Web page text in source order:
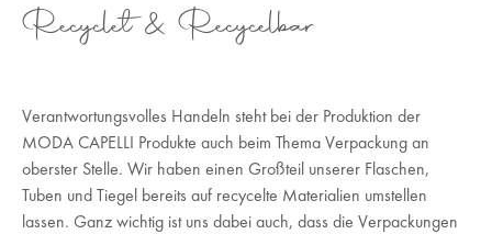
Recyclet & Recycelbar
Verantwortungsvolles Handeln steht bei der Produktion der
MODA CAPELLI Produkte auch beim Thema Verpackung an
oberster Stelle. Wir haben einen Großteil unserer Flaschen,
Tuben und Tiegel bereits auf recycelte Materialien umstellen
lassen. Ganz wichtig ist uns dabei auch, dass die Verpackungen